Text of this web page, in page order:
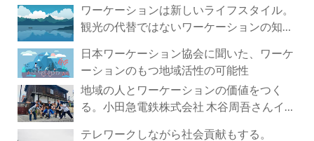
ワーケーションは新しいライフスタイル。
観光の代替ではないワーケーションの知ら
日本ワーケーション協会に聞いた、ワーケ
ーションのもつ地域活性の可能性
地域の人とワーケーションの価値をつく
る。小田急電鉄株式会社 木谷周吾さんイン
テレワークしながら社会貢献もする。